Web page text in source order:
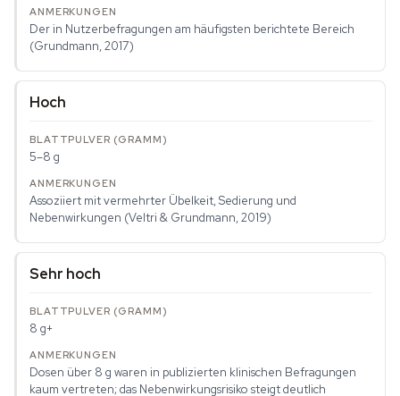
Der in Nutzerbefragungen am häufigsten berichtete Bereich
(Grundmann, 2017)
Hoch
5–8 g
Assoziiert mit vermehrter Übelkeit, Sedierung und
Nebenwirkungen (Veltri & Grundmann, 2019)
Sehr hoch
8 g+
Dosen über 8 g waren in publizierten klinischen Befragungen
kaum vertreten; das Nebenwirkungsrisiko steigt deutlich